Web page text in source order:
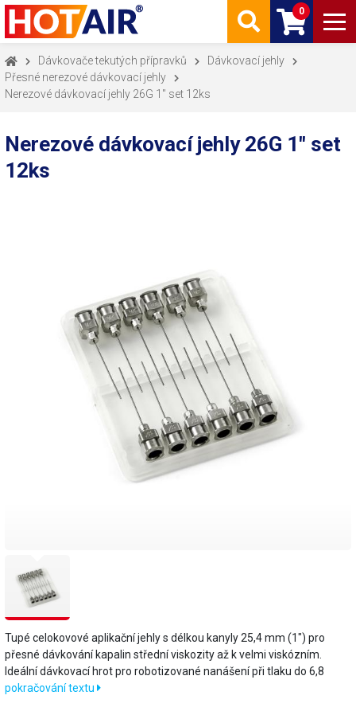
0
Dávkovače tekutých přípravků
Dávkovací jehly
Přesné nerezové dávkovací jehly
Nerezové dávkovací jehly 26G 1" set 12ks
Nerezové dávkovací jehly 26G 1" set
12ks
Tupé celokovové aplikační jehly s délkou kanyly 25,4 mm (1") pro
přesné dávkování kapalin střední viskozity až k velmi viskózním.
Ideální dávkovací hrot pro robotizované nanášení při tlaku do 6,8
pokračování textu